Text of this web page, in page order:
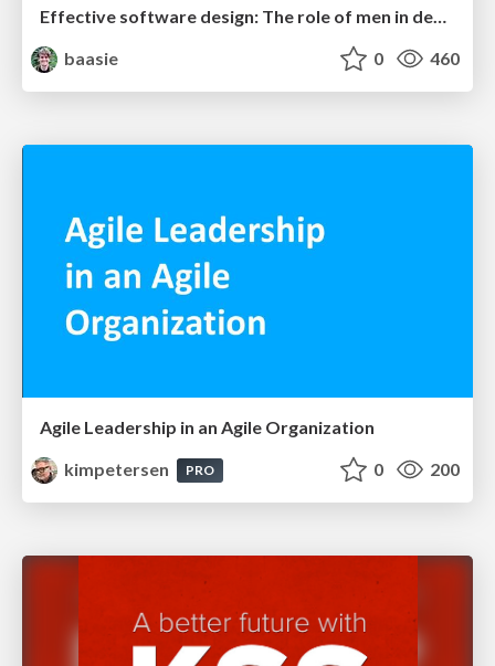
Effective software design: The role of men in debugging patriarchy in IT @ Voxxed Days AMS
baasie
0 460
Agile Leadership in an Agile Organization
kimpetersen
PRO 0 200